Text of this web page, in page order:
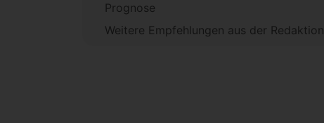
Prognose
Weitere Empfehlungen aus der Redaktion